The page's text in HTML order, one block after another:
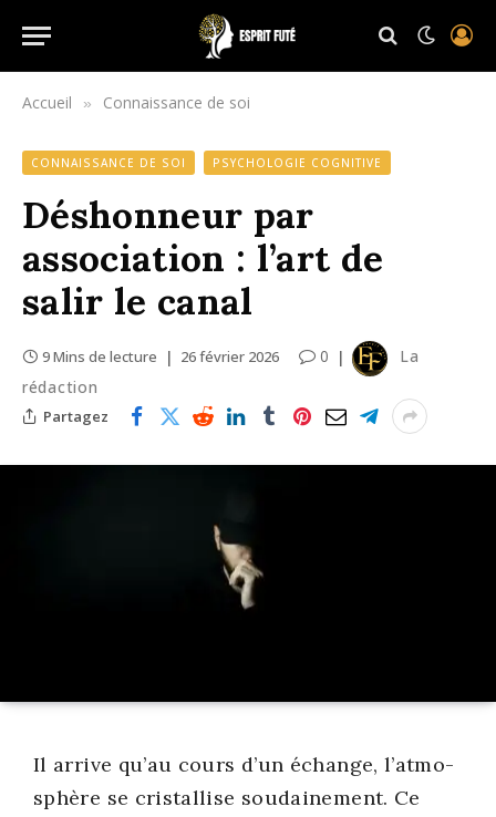
Accueil » Connaissance de soi
CONNAISSANCE DE SOI PSYCHOLOGIE COGNITIVE
Déshonneur par
association : l’art de
salir le canal
9 Mins de lecture 26 février 2026 0
La
rédaction
Partagez
Il arrive qu’au cours d’un échange, l’at­mo­
sphère se cris­tal­lise sou­dai­ne­ment. Ce